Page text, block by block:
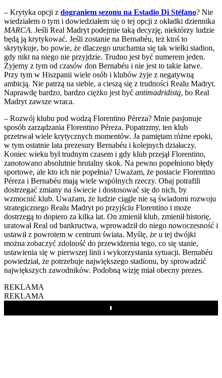
– Krytyka opcji z dograniem sezonu na Estadio Di Stéfano? Nie
wiedziałem o tym i dowiedziałem się o tej opcji z okładki dziennika
MARCA. Jeśli Real Madryt podejmie taką decyzję, niektórzy ludzie
będą ją krytykować. Jeśli zostanie na Bernabéu, też ktoś to
skrytykuje, bo powie, że dlaczego uruchamia się tak wielki stadion,
gdy nikt na niego nie przyjdzie. Trudno jest być numerem jeden.
Żyjemy z tym od czasów don Bernabéu i nie jest to takie łatwe.
Przy tym w Hiszpanii wiele osób i klubów żyje z negatywną
ambicją. Nie patrzą na siebie, a cieszą się z trudności Realu Madryt.
Naprawdę bardzo, bardzo ciężko jest być antimadridistą, bo Real
Madryt zawsze wraca.
– Rozwój klubu pod wodzą Florentino Péreza? Mnie pasjonuje
sposób zarządzania Florentino Péreza. Popatrzmy, ten klub
przetrwał wiele krytycznych momentów. Ja pamiętam różne epoki,
w tym ostatnie lata prezesury Bernabéu i kolejnych działaczy.
Koniec wieku był trudnym czasem i gdy klub przejął Florentino,
zanotowano absolutnie brutalny skok. Na pewno popełniono błędy
sportowe, ale kto ich nie popełnia? Uważam, że postacie Florentino
Péreza i Bernabéu mają wiele wspólnych rzeczy. Obaj potrafili
dostrzegać zmiany na świecie i dostosować się do nich, by
wzmocnić klub. Uważam, że ludzie ciągle nie są świadomi rozwoju
strategicznego Realu Madryt po przyjściu Florentino i może
dostrzegą to dopiero za kilka lat. On zmienił klub, zmienił historię,
uratował Real od bankructwa, wprowadził do niego nowoczesność i
ustawił z powrotem w centrum świata. Myślę, że u tej dwójki
można zobaczyć zdolność do przewidzenia tego, co się stanie,
ustawienia się w pierwszej linii i wykorzystania sytuacji. Bernabéu
powiedział, że potrzebuje największego stadionu, by sprowadzić
największych zawodników. Podobną wizję miał obecny prezes.
REKLAMA
REKLAMA
Play